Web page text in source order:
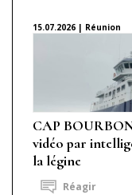
15.07.2026 | Réunion
CAP
vidéo par
la légine
Réagir